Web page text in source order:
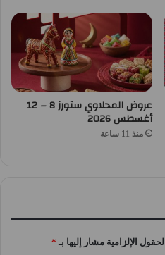
عروض المحلاوي ستورز 8 – 12
أغسطس 2026
منذ 11 ساعة
الحقول الإلزامية مشار إليها بـ *